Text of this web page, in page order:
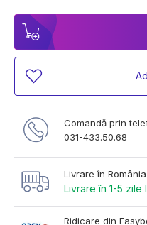
Comandă prin
031-433.50.68
Livrare în România
Livrare în 1-5 zile
Ridicare din